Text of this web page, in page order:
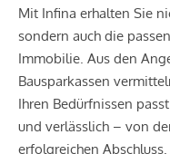
Mit Infina erhalten Sie
sondern auch die
Immobilie. Aus den
Bausparkassen
Ihren Bedürfnissen
und verlässlich – von
erfolgreichen Abschluss.